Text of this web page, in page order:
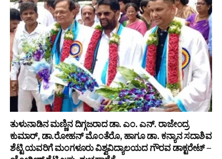
ತುಳುನಾಡಿನ ಮಣ್ಣಿನ ದಿಗ್ಗಜರಾದ ಡಾ. ಎಂ. ಎನ್. ರಾಜೇಂದ್ರ
ಕುಮಾರ್, ಡಾ.ರೋಹನ್ ಮೊಂತೆರೊ, ಹಾಗೂ ಡಾ. ಕನ್ಯಾನ ಸದಾಶಿವ
ಶೆಟ್ಟಿ ಯವರಿಗೆ ಮಂಗಳೂರು ವಿಶ್ವವಿದ್ಯಾಲಯದ ಗೌರವ ಡಾಕ್ಟರೇಟ್ –